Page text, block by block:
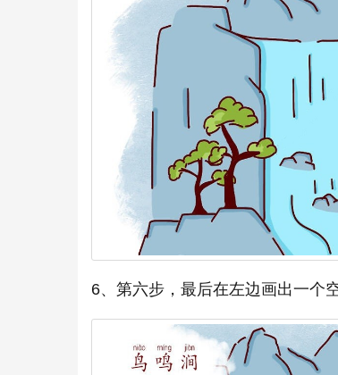
6、第六步，最后在左边画出一个